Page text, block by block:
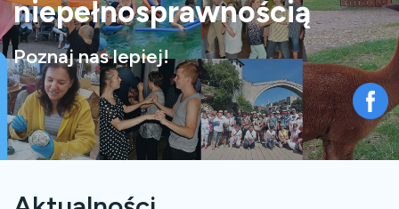
niepełnosprawnością
Poznaj nas lepiej!